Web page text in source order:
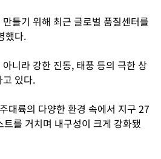
들기 위해 최근 글로벌 품질센터를
했다.
니라 강한 진동, 태풍 등의 극한 상
있다.
대륙의 다양한 환경 속에서 지구 27
를 거치며 내구성이 크게 강화됐